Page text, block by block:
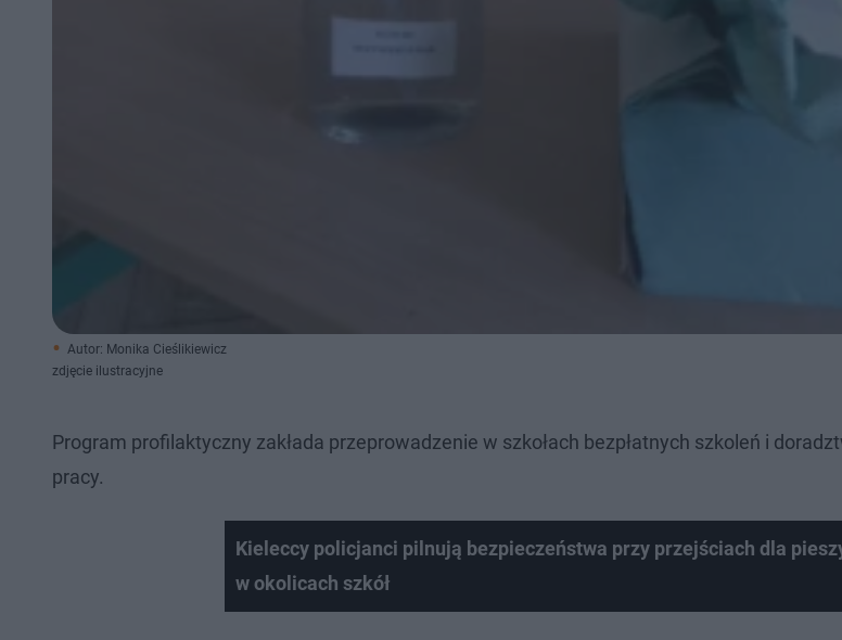
Autor: Monika Cieślikiewicz
zdjęcie ilustracyjne
Program profilaktyczny zakłada przeprowadzenie w szkołach bezpłatnych szkoleń i
pracy.
Kieleccy policjanci pilnują bezpieczeństwa przy przejściach dla
w okolicach szkół